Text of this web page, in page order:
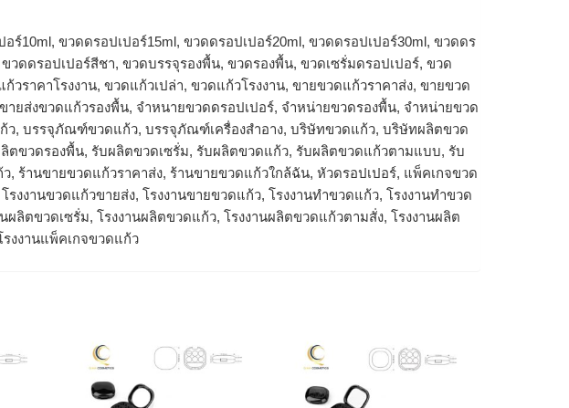
10ml, ขวดดรอปเปอร์15ml, ขวดดรอปเปอร์20ml, ขวดดรอปเปอร์30ml, ขวดดร
ดดรอปเปอร์สีชา, ขวดบรรจุรองพื้น, ขวดรองพื้น, ขวดเซรั่มดรอปเปอร์, ขวด
ราคาโรงงาน, ขวดแก้วเปล่า, ขวดแก้วโรงงาน, ขายขวดแก้วราคาส่ง, ขายขวด
ยส่งขวดแก้วรองพื้น, จำหนายขวดดรอปเปอร์, จำหน่ายขวดรองพื้น, จำหน่ายขวด
ว, บรรจุภัณฑ์ขวดแก้ว, บรรจุภัณฑ์เครื่องสำอาง, บริษัทขวดแก้ว, บริษัทผลิตขวด
ตขวดรองพื้น, รับผลิตขวดเซรั่ม, รับผลิตขวดแก้ว, รับผลิตขวดแก้วตามแบบ, รับ
านขายขวดแก้วราคาส่ง, ร้านขายขวดแก้วใกล้ฉัน, หัวดรอปเปอร์, แพ็คเกจขวด
งงานขวดแก้วขายส่ง, โรงงานขายขวดแก้ว, โรงงานทำขวดแก้ว, โรงงานทําขวด
ลิตขวดเซรั่ม, โรงงานผลิตขวดแก้ว, โรงงานผลิตขวดแก้วตามสั่ง, โรงงานผลิต
งงานแพ็คเกจขวดแก้ว